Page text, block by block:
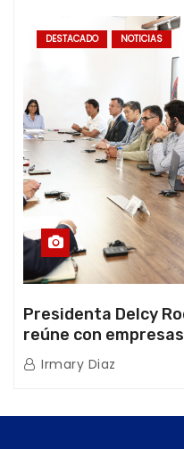
DESTACADO NOTICIAS
Presidenta Delcy
reúne con
sísmica Miyamoto
TFI Solutions
Irmary Diaz